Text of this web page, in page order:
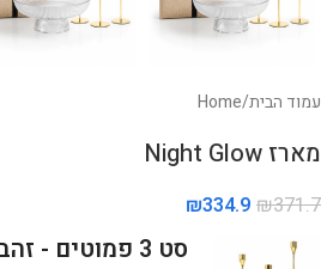
עמוד הבית/
Home
מארז Night Glow
₪371.7
₪334.9
סט 3 פמוטים - זהב